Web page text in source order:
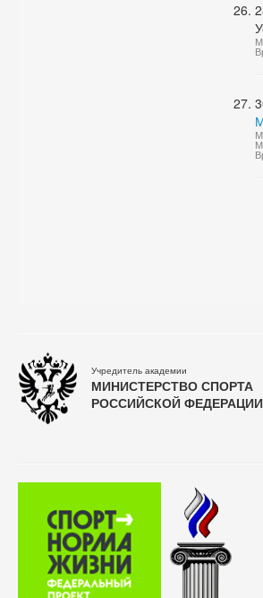
Учредитель академии
МИНИСТЕРСТВО СПОРТА
РОССИЙСКОЙ ФЕДЕРАЦИИ